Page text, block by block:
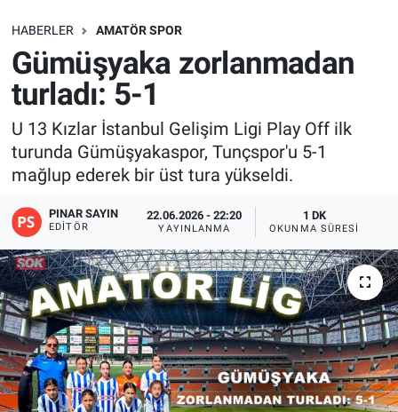
HABERLER AMATÖR SPOR
Gümüşyaka zorlanmadan
turladı: 5-1
U 13 Kızlar İstanbul Gelişim Ligi Play Off ilk
turunda Gümüşyakaspor, Tunçspor'u 5-1
mağlup ederek bir üst tura yükseldi.
PINAR SAYIN
EDITÖR
22.06.2026 - 22:20
YAYINLANMA
1 DK
OKUNMA SÜRESI
SAĞLIK
EKONOMİ
EĞİTİM
ÖZEL HABER
Keşfet
ASTROLOJİ
MANŞET
RESMİ İLANLAR
İLAN